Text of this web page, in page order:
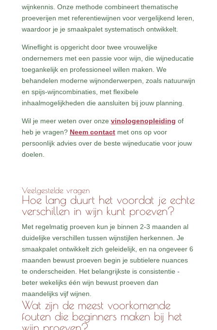
wijnkennis. Onze methode combineert thematische
proeverijen met referentiewijnen voor vergelijkend leren,
waardoor je je smaakpalet systematisch ontwikkelt.
Wineflight is opgericht door twee vrouwelijke
ondernemers met een passie voor wijn, die wijneducatie
toegankelijk en professioneel willen maken. We
behandelen moderne wijnonderwerpen, zoals natuurwijn
en spijs-wijncombinaties, met flexibele
inhaalmogelijkheden die aansluiten bij jouw planning.
Wil je meer weten over onze vinologenopleiding of
heb je vragen? Neem contactmet ons op voor
persoonlijk advies over de beste wijneducatie voor jouw
doelen.
Veelgestelde vragen
Hoe lang duurt het voordat je echte
verschillen in wijn kunt proeven?
Met regelmatig proeven kun je binnen 2-3 maanden al
duidelijke verschillen tussen wijnstijlen herkennen. Je
smaakpalet ontwikkelt zich geleidelijk, en na ongeveer 6
maanden bewust proeven begin je subtielere nuances
te onderscheiden. Het belangrijkste is consistentie -
beter wekelijks één wijn bewust proeven dan
maandelijks vijf wijnen.
Wat zijn de meest voorkomende
fouten die beginners maken bij het
wijn proeven?